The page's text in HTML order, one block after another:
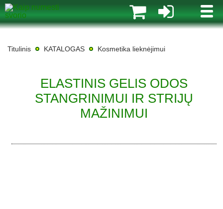
MENIU
Titulinis KATALOGAS Kosmetika lieknėjimui
ELASTINIS GELIS ODOS
STANGRINIMUI IR STRIJŲ
MAŽINIMUI